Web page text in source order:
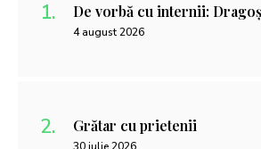
De vorbă cu internii:
4 august 2026
Grătar cu prietenii